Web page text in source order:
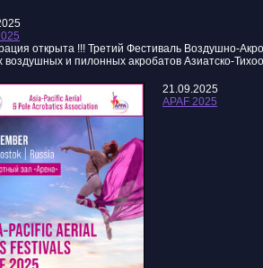
открыта !!! Третий Фестиваль Воздушно-
воздушных и пилонных акробатов Азиатско-
21.09.2025
APAF 2025